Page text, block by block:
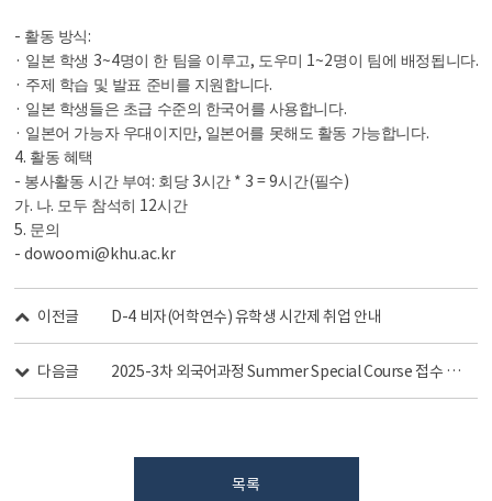
- 활동 방식 :
· 일본 학생 3~4명이 한 팀을 이루고, 도우미 1~2명이 팀에 배정됩니다.
· 주제 학습 및 발표 준비를 지원합니다.
· 일본 학생들은 초급 수준의 한국어를 사용합니다.
· 일본어 가능자 우대이지만, 일본어를 못해도 활동 가능합니다.
4. 활동 혜택
- 봉사활동 시간 부여 : 회당 3시간 * 3 = 9시간(필수)
가. 나. 모두 참석히 12시간
5. 문의
- dowoomi@khu.ac.kr
이전글 D-4 비자(어학연수) 유학생 시간제 취업 안내
다음글 2025-3차 외국어과정 Summer Special Course 접수 안내
목록